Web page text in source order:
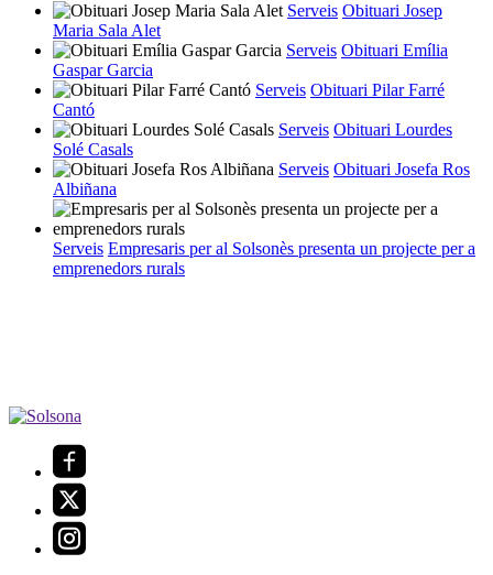
Serveis Obituari Josep
Maria Sala Alet
Serveis Obituari Emília
Gaspar Garcia
Serveis Obituari Pilar Farré
Cantó
Serveis Obituari Lourdes
Solé Casals
Serveis Obituari Josefa Ros
Albiñana
Serveis Empresaris per al Solsonès presenta un projecte per a
emprenedors rurals